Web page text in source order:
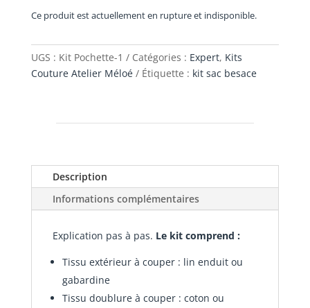
Ce produit est actuellement en rupture et indisponible.
UGS : Kit Pochette-1 Catégories : Expert, Kits
Couture Atelier Méloé
Étiquette : kit sac besace
Description
Informations complémentaires
Explication pas à pas. Le kit comprend :
Tissu extérieur à couper : lin enduit ou
gabardine
Tissu doublure à couper : coton ou